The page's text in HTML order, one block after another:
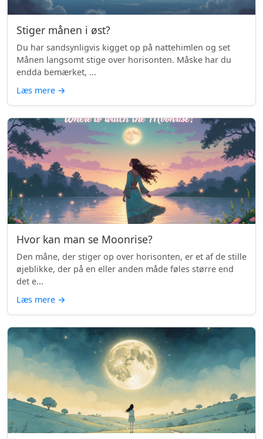
Stiger månen i øst?
Du har sandsynligvis kigget op på nattehimlen og set
Månen langsomt stige over horisonten. Måske har du
endda bemærket, ...
Læs mere →
Hvor kan man se Moonrise?
Den måne, der stiger op over horisonten, er et af de stille
øjeblikke, der på en eller anden måde føles større end
det e...
Læs mere →